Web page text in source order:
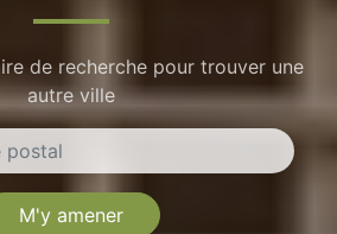
de recherche pour trouver une
autre ville
M'y amener